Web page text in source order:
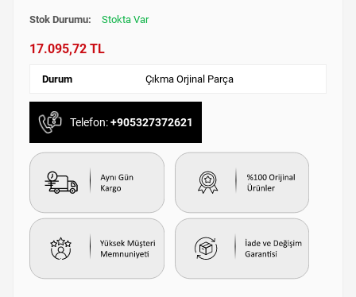
Stok Durumu: Stokta Var
17.095,72 TL
Durum Çıkma Orjinal Parça
Telefon:+905327372621